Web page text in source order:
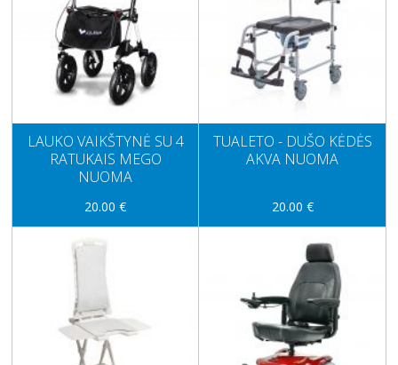
LAUKO VAIKŠTYNĖ SU 4
RATUKAIS MEGO
NUOMA
20.00 €
TUALETO - DUŠO KĖDĖS
AKVA NUOMA
20.00 €